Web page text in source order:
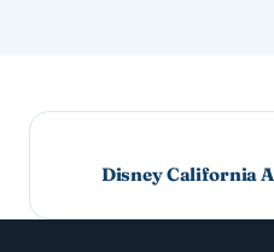
Disney California